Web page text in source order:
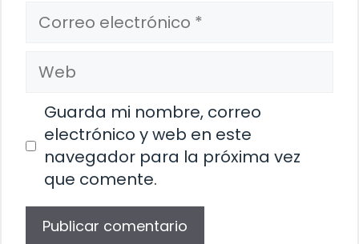
Correo
electrónico
Web
Guarda mi nombre, correo
electrónico y web en este
navegador para la próxima vez
que comente.